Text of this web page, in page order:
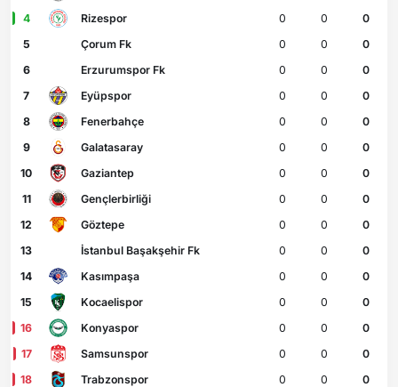
4
Rizespor 0 0
0
5
Çorum Fk 0 0
0
6
Erzurumspor Fk 0 0
0
7
Eyüpspor 0 0
0
8
Fenerbahçe 0 0
0
9
Galatasaray 0 0
0
10
Gaziantep 0 0
0
11
Gençlerbirliği 0 0
0
12
Göztepe 0 0
0
13
İstanbul Başakşehir Fk 0 0
0
14
Kasımpaşa 0 0
0
15
Kocaelispor 0 0
0
16
Konyaspor 0 0
0
17
Samsunspor 0 0
0
18
Trabzonspor 0 0 0